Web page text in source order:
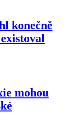
konečně
mohou